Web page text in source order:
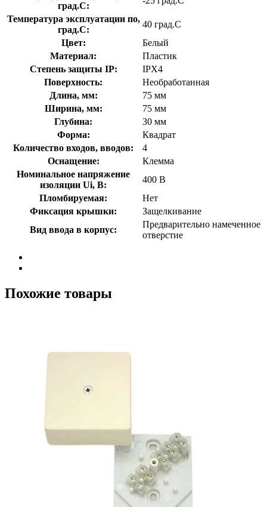
град.C:
Температура эксплуатации по,
град.C:
40 град.C
Цвет:
Белый
Материал:
Пластик
Степень защиты IP:
IPX4
Поверхность:
Необработанная
Длина, мм:
75 мм
Ширина, мм:
75 мм
Глубина:
30 мм
Форма:
Квадрат
Количество входов, вводов:
4
Оснащение:
Клемма
Номинальное напряжение
изоляции Ui, В:
400 В
Пломбируемая:
Нет
Фиксация крышки:
Защелкивание
Вид ввода в корпус:
Предварительно намеченное
отверстие
Похожие товары